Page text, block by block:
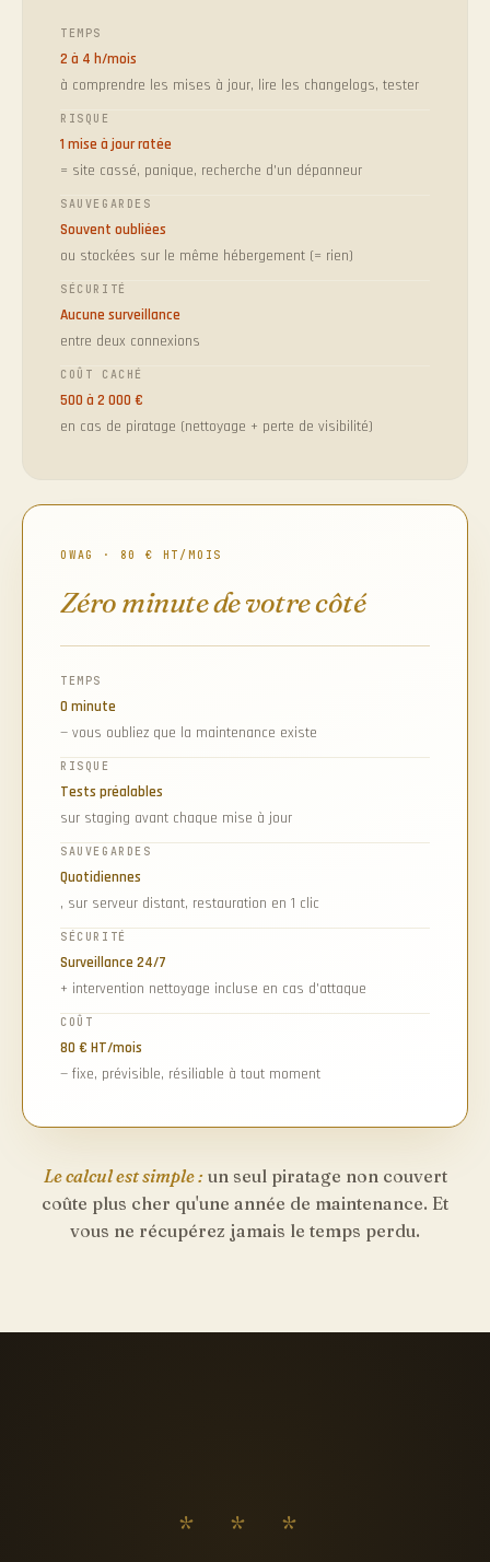
TEMPS
2 à 4 h/mois
à comprendre les mises à jour, lire les changelogs, tester
RISQUE
1 mise à jour ratée
= site cassé, panique, recherche d'un dépanneur
SAUVEGARDES
Souvent oubliées
ou stockées sur le même hébergement (= rien)
SÉCURITÉ
Aucune surveillance
entre deux connexions
COÛT CACHÉ
500 à 2 000 €
en cas de piratage (nettoyage + perte de visibilité)
OWAG · 80 € HT/MOIS
Zéro minute de votre côté
TEMPS
0 minute
— vous oubliez que la maintenance existe
RISQUE
Tests préalables
sur staging avant chaque mise à jour
SAUVEGARDES
Quotidiennes
, sur serveur distant, restauration en 1 clic
SÉCURITÉ
Surveillance 24/7
+ intervention nettoyage incluse en cas d'attaque
COÛT
80 € HT/mois
— fixe, prévisible, résiliable à tout moment
Le calcul est simple :un seul piratage non couvert
coûte plus cher qu'une année de maintenance. Et
vous ne récupérez jamais le temps perdu.
* * *